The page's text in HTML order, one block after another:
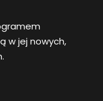
w jej nowych,